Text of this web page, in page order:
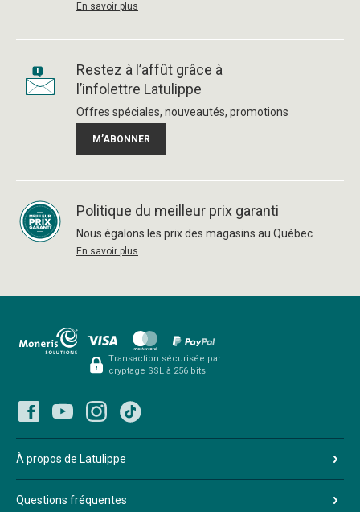
En savoir plus
Restez à l’affût grâce à
l’infolettre Latulippe
Offres spéciales, nouveautés, promotions
M’ABONNER
Politique du meilleur prix garanti
Nous égalons les prix des magasins au Québec
En savoir plus
Transaction sécurisée par
cryptage SSL à 256 bits
À propos de Latulippe
Questions fréquentes